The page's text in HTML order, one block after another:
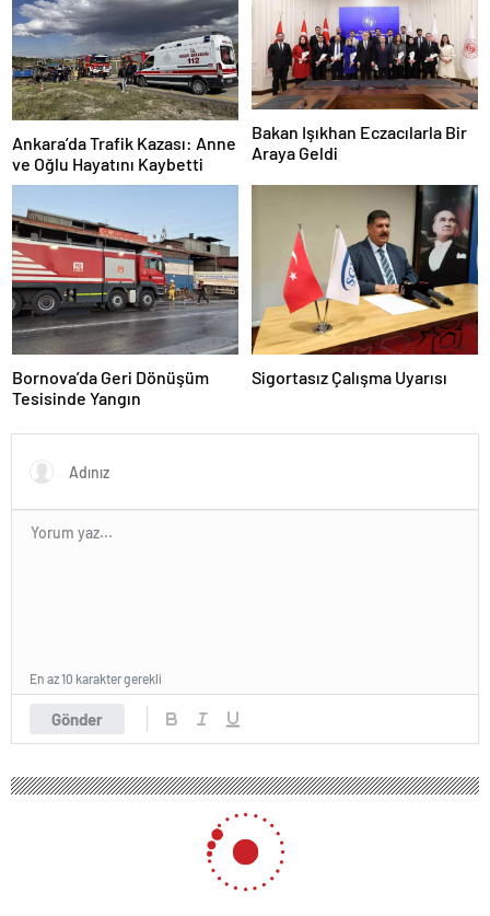
Ankara’da Trafik Kazası: Anne
ve Oğlu Hayatını Kaybetti
Bakan Işıkhan Eczacılarla Bir
Araya Geldi
Bornova’da Geri Dönüşüm
Tesisinde Yangın
Sigortasız Çalışma Uyarısı
Gönder
En az 10 karakter gerekli